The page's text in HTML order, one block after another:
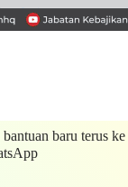
baru terus ke